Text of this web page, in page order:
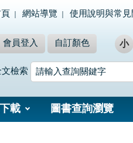
網站導覽 使用說明與常見
會員登入 自訂顏色 小
檢索
載 圖書查詢瀏覽